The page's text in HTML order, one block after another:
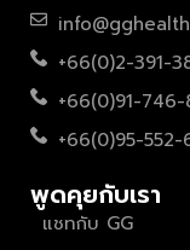
+66(0)2-391-
+66(0)91-
+66(0)95-552-
พูดคุยกับเรา
แชทกับ GG